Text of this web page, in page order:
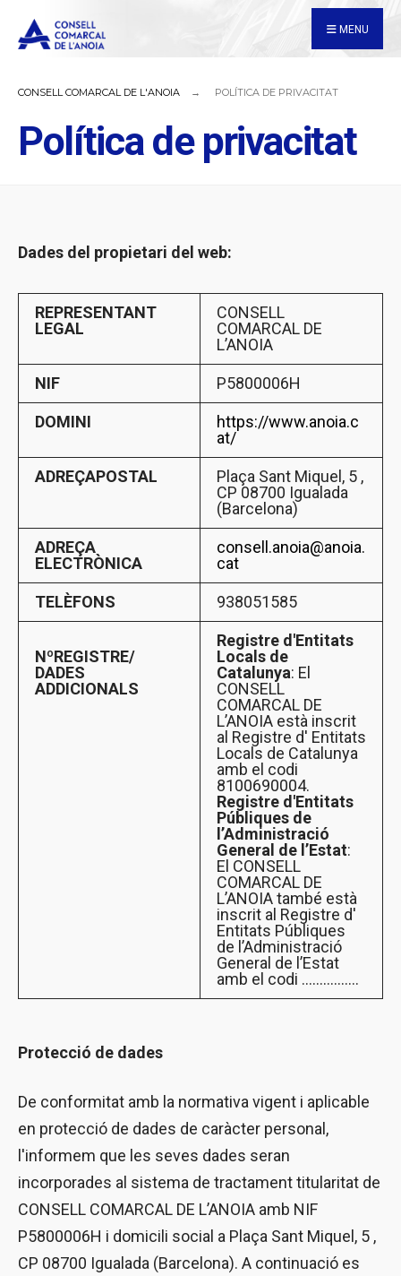
MENU
CONSELL COMARCAL DE L'ANOIA POLÍTICA DE PRIVACITAT
Política de privacitat
Dades del propietari del web:
REPRESENTANT
LEGAL
CONSELL
COMARCAL DE
L’ANOIA
NIF P5800006H
DOMINI
https://www.anoia.c
at/
ADREÇAPOSTAL
Plaça Sant Miquel, 5 ,
CP 08700 Igualada
(Barcelona)
ADREÇA
ELECTRÒNICA
consell.anoia@anoia.
cat
TELÈFONS 938051585
NºREGISTRE/
DADES
ADDICIONALS
Registre d'Entitats
Locals de
Catalunya: El
CONSELL
COMARCAL DE
L’ANOIA està inscrit
al Registre d' Entitats
Locals de Catalunya
amb el codi
8100690004.
Registre d'Entitats
Públiques de
l’Administració
General de l’Estat:
El CONSELL
COMARCAL DE
L’ANOIA també està
inscrit al Registre d'
Entitats Públiques
de l’Administració
General de l’Estat
amb el codi ................
Protecció de dades
De conformitat amb la normativa vigent i aplicable
en protecció de dades de caràcter personal,
l'informem que les seves dades seran
incorporades al sistema de tractament titularitat de
CONSELL COMARCAL DE L’ANOIA amb NIF
P5800006H i domicili social a Plaça Sant Miquel, 5 ,
CP 08700 Igualada (Barcelona). A continuació es